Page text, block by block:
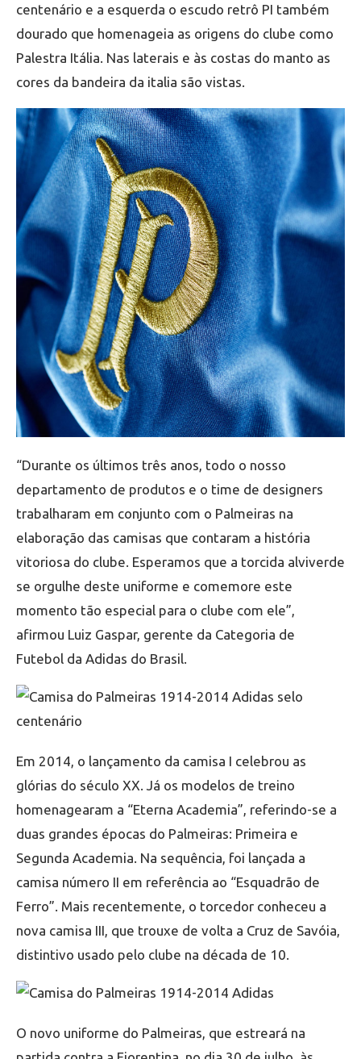
centenário e a esquerda o escudo retrô PI também
dourado que homenageia as origens do clube como
Palestra Itália. Nas laterais e às costas do manto as
cores da bandeira da italia são vistas.
“Durante os últimos três anos, todo o nosso
departamento de produtos e o time de designers
trabalharam em conjunto com o Palmeiras na
elaboração das camisas que contaram a história
vitoriosa do clube. Esperamos que a torcida alviverde
se orgulhe deste uniforme e comemore este
momento tão especial para o clube com ele”,
afirmou Luiz Gaspar, gerente da Categoria de
Futebol da Adidas do Brasil.
Em 2014, o lançamento da camisa I celebrou as
glórias do século XX. Já os modelos de treino
homenagearam a “Eterna Academia”, referindo-se a
duas grandes épocas do Palmeiras: Primeira e
Segunda Academia. Na sequência, foi lançada a
camisa número II em referência ao “Esquadrão de
Ferro”. Mais recentemente, o torcedor conheceu a
nova camisa III, que trouxe de volta a Cruz de Savóia,
distintivo usado pelo clube na década de 10.
O novo uniforme do Palmeiras, que estreará na